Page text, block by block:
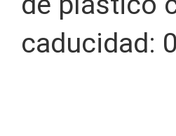
caducidad: